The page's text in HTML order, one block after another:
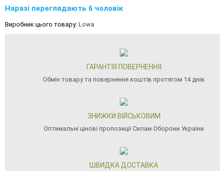
Наразі переглядають 6 чоловік
Виробник цього товару: Lowa
ГАРАНТІЯ ПОВЕРНЕННЯ
Обмін товару та повернення коштів протягом 14 днів
ЗНИЖКИ ВІЙСЬКОВИМ
Оптимальні цінові пропозиції Силам Оборони України
ШВИДКА ДОСТАВКА